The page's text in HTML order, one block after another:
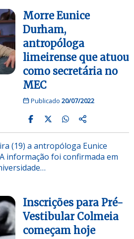
Morre Eunice
Durham,
antropóloga
limeirense que atuou
como secretária no
MEC
Publicado 20/07/2022
(19) a antropóloga Eunice
informação foi confirmada em
Inscrições para Pré-
Vestibular Colmeia
começam hoje